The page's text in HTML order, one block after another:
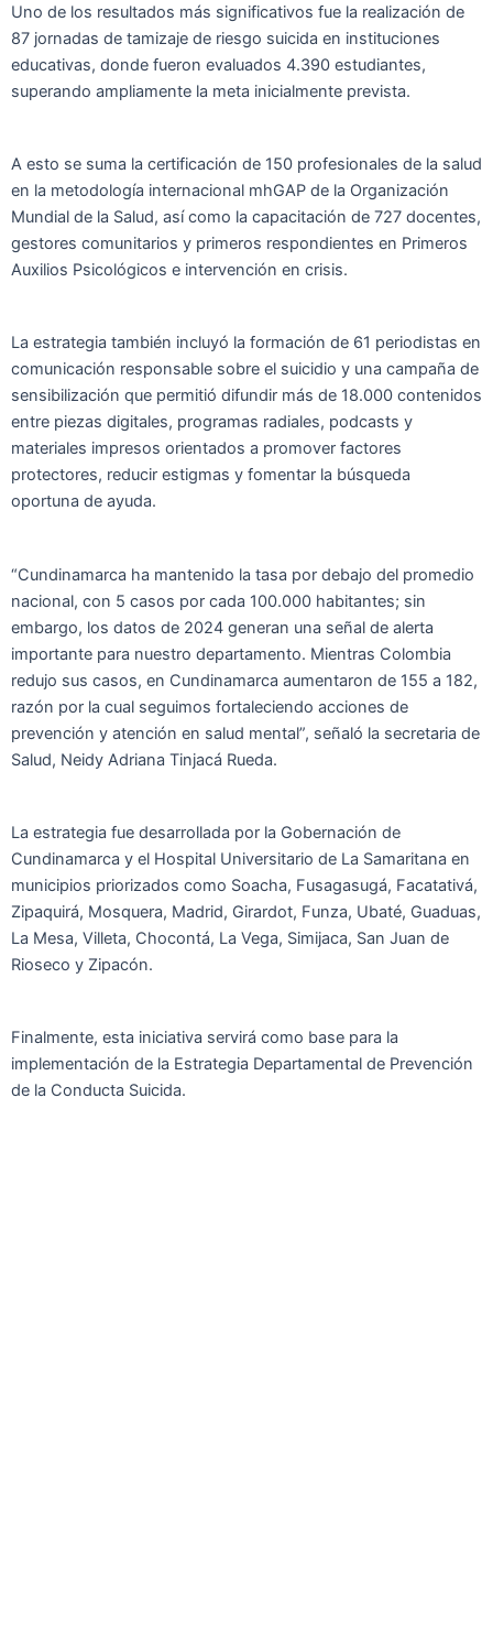
Uno de los resultados más significativos fue la realización de
87 jornadas de tamizaje de riesgo suicida en instituciones
educativas, donde fueron evaluados 4.390 estudiantes,
superando ampliamente la meta inicialmente prevista.
A esto se suma la certificación de 150 profesionales de la salud
en la metodología internacional mhGAP de la Organización
Mundial de la Salud, así como la capacitación de 727 docentes,
gestores comunitarios y primeros respondientes en Primeros
Auxilios Psicológicos e intervención en crisis.
La estrategia también incluyó la formación de 61 periodistas en
comunicación responsable sobre el suicidio y una campaña de
sensibilización que permitió difundir más de 18.000 contenidos
entre piezas digitales, programas radiales, podcasts y
materiales impresos orientados a promover factores
protectores, reducir estigmas y fomentar la búsqueda
oportuna de ayuda.
“Cundinamarca ha mantenido la tasa por debajo del promedio
nacional, con 5 casos por cada 100.000 habitantes; sin
embargo, los datos de 2024 generan una señal de alerta
importante para nuestro departamento. Mientras Colombia
redujo sus casos, en Cundinamarca aumentaron de 155 a 182,
razón por la cual seguimos fortaleciendo acciones de
prevención y atención en salud mental”, señaló la secretaria de
Salud, Neidy Adriana Tinjacá Rueda.
La estrategia fue desarrollada por la Gobernación de
Cundinamarca y el Hospital Universitario de La Samaritana en
municipios priorizados como Soacha, Fusagasugá, Facatativá,
Zipaquirá, Mosquera, Madrid, Girardot, Funza, Ubaté, Guaduas,
La Mesa, Villeta, Chocontá, La Vega, Simijaca, San Juan de
Rioseco y Zipacón.
Finalmente, esta iniciativa servirá como base para la
implementación de la Estrategia Departamental de Prevención
de la Conducta Suicida.